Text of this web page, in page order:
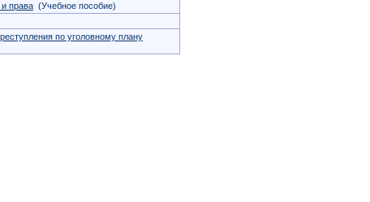
и права (Учебное пособие)
по уголовному плану